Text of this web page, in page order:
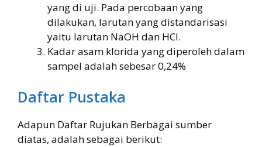
yang di uji. Pada percobaan yang
dilakukan, larutan yang distandarisasi
yaitu larutan NaOH dan HCl.
Kadar asam klorida yang diperoleh dalam
sampel adalah sebesar 0,24%
Daftar Pustaka
Adapun Daftar Rujukan Berbagai sumber
diatas, adalah sebagai berikut: